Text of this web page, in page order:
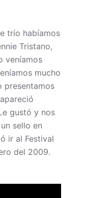
trío habíamos
Tristano,
veníamos
mucho
presentamos
gustó y nos
sello en
ir al Festival
del 2009.